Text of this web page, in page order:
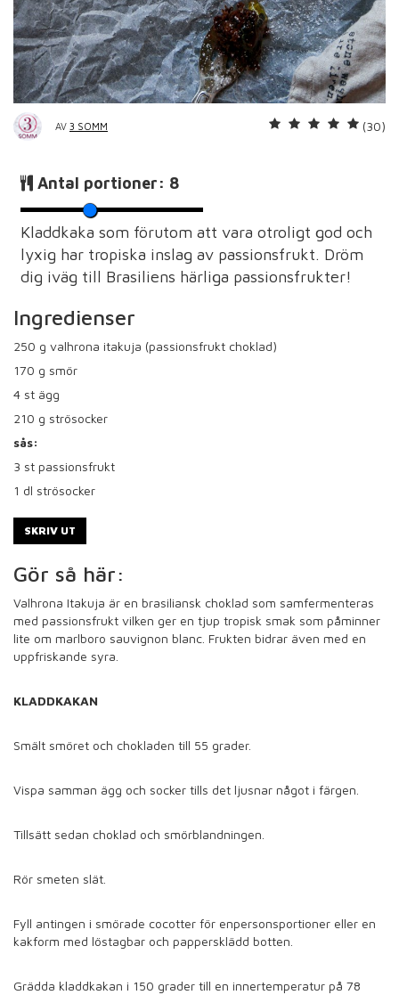
AV 3 SOMM (30)
Antal portioner: 8
Kladdkaka som förutom att vara otroligt god och
lyxig har tropiska inslag av passionsfrukt. Dröm
dig iväg till Brasiliens härliga passionsfrukter!
Ingredienser
250 g valhrona itakuja (passionsfrukt choklad)
170 g smör
4 st ägg
210 g strösocker
sås:
3 st passionsfrukt
1 dl strösocker
SKRIV UT
Gör så här:
Valhrona Itakuja är en brasiliansk choklad som samfermenteras
med passionsfrukt vilken ger en tjup tropisk smak som påminner
lite om marlboro sauvignon blanc. Frukten bidrar även med en
uppfriskande syra.
KLADDKAKAN
Smält smöret och chokladen till 55 grader.
Vispa samman ägg och socker tills det ljusnar något i färgen.
Tillsätt sedan choklad och smörblandningen.
Rör smeten slät.
Fyll antingen i smörade cocotter för enpersonsportioner eller en
kakform med löstagbar och pappersklädd botten.
Grädda kladdkakan i 150 grader till en innertemperatur på 78